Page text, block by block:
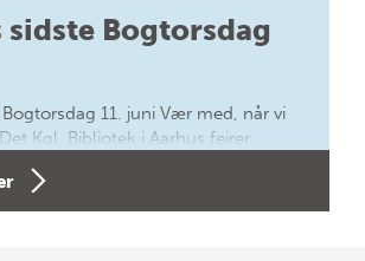
sidste Bogtorsdag
11. juni Vær med, når vi
Kgl. Bibliotek i Aarhus fejrer
nyes…